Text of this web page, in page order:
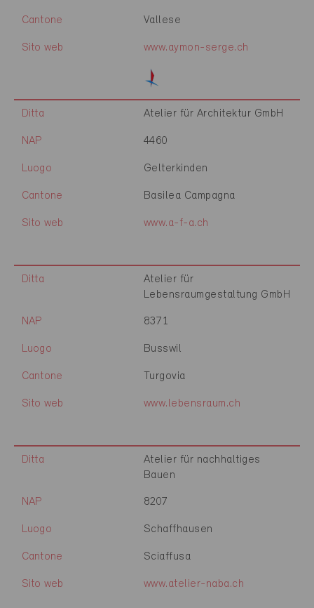
Cantone Vallese
Sito web www.aymon-serge.ch
Ditta Atelier für Architektur GmbH
NAP 4460
Luogo Gelterkinden
Cantone Basilea Campagna
Sito web www.a-f-a.ch
Ditta
Atelier für
Lebensraumgestaltung GmbH
NAP 8371
Luogo Busswil
Cantone Turgovia
Sito web www.lebensraum.ch
Ditta
Atelier für nachhaltiges
Bauen
NAP 8207
Luogo Schaffhausen
Cantone Sciaffusa
Sito web www.atelier-naba.ch